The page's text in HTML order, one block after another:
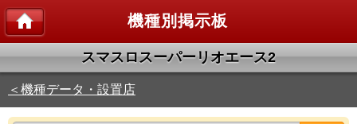
機種別掲示板
スマスロスーパーリオエース2
＜機種データ・設置店